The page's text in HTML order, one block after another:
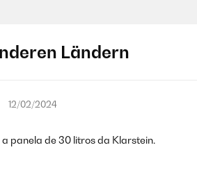
uns stabil, bin sehr zufrieden
21/04/2022
Ländern
12/02/2024
panela de 30 litros da Klarstein.